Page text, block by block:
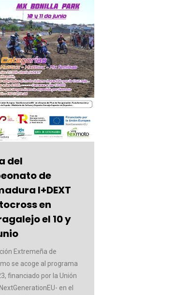
del
de
I+DEXT
en
el 10 y
Extremeña de
se acoge al programa
financiado por la Unión
en el